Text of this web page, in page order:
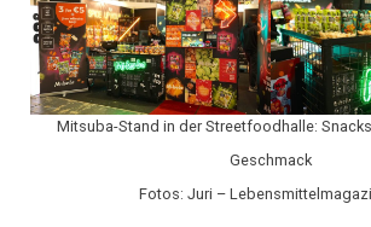
Mitsuba-Stand in der Streetfoodhalle:
Geschmack
Fotos: Juri –